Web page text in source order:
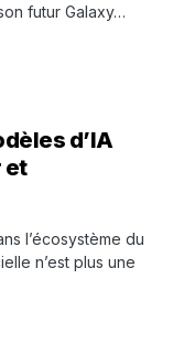
futur Galaxy…
d’IA
et
l’écosystème du
n’est plus une